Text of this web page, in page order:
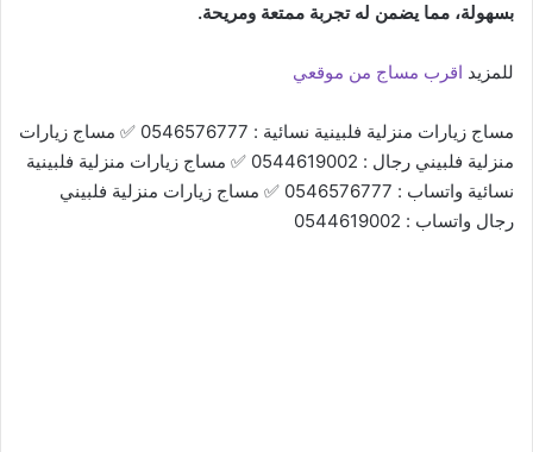
بسهولة، مما يضمن له تجربة ممتعة ومريحة.
للمزيد اقرب مساج من موقعي
مساج زيارات منزلية فلبينية نسائية : 0546576777 ✅ مساج زيارات
منزلية فلبيني رجال : 0544619002 ✅ مساج زيارات منزلية فلبينية
نسائية واتساب : 0546576777 ✅ مساج زيارات منزلية فلبيني
رجال واتساب : 0544619002